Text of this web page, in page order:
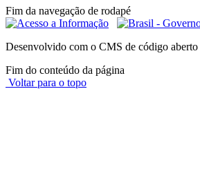
Fim da navegação de rodapé
Desenvolvido com o CMS de código aberto
Fim do conteúdo da página
Voltar para o topo